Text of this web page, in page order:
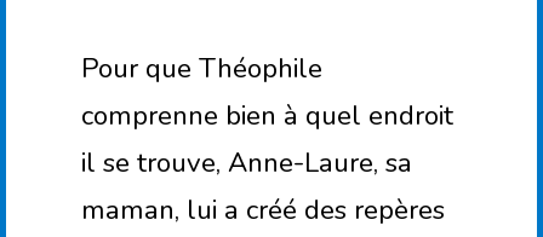
Pour que Théophile
comprenne bien à quel endroit
il se trouve, Anne-Laure, sa
maman, lui a créé des repères